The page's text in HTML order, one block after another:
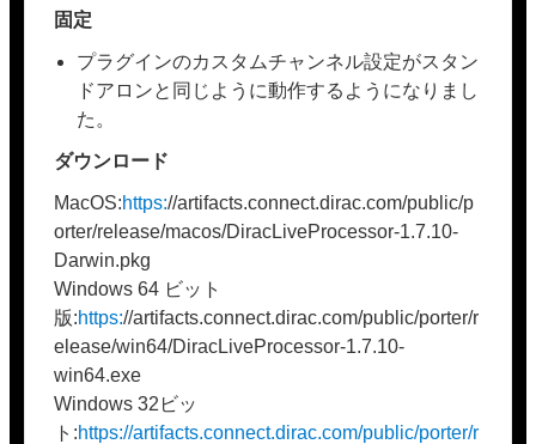
固定
プラグインのカスタムチャンネル設定がスタン
ドアロンと同じように動作するようになりまし
た。
ダウンロード
MacOS:https://artifacts.connect.dirac.com/public/p
orter/release/macos/DiracLiveProcessor-1.7.10-
Darwin.pkg
Windows 64 ビット
版:https://artifacts.connect.dirac.com/public/porter/r
elease/win64/DiracLiveProcessor-1.7.10-
win64.exe
Windows 32ビッ
ト:https://artifacts.connect.dirac.com/public/porter/r